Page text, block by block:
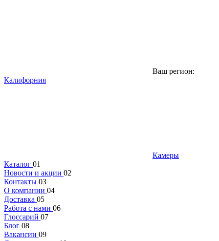
Ваш регион:
Калифорния
Камеры
Каталог 01
Новости и акции 02
Контакты 03
О компании 04
Доставка 05
Работа с нами 06
Глоссарий 07
Блог 08
Вакансии 09